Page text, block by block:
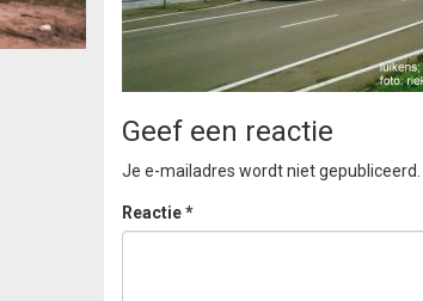
Geef een reactie
Je e-mailadres wordt niet gepubliceerd.
Reactie*